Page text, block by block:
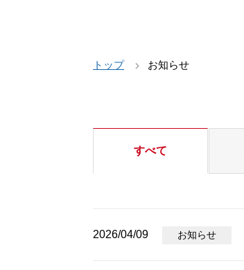
トップ お知らせ
すべて
2026/04/09 お知らせ